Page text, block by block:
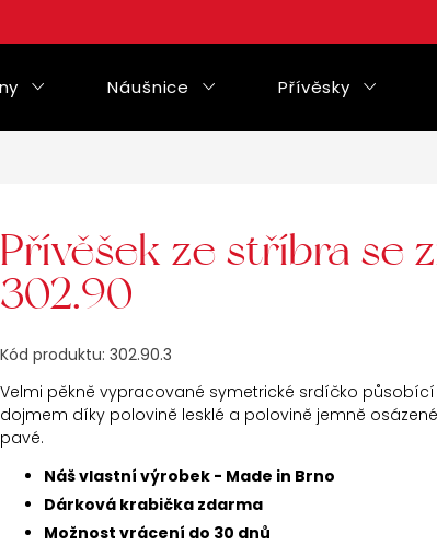
Náušnice Přívěsky
Přívěšek ze stříbra se
302.90
Kód produktu: 302.90.3
Velmi pěkně vypracované symetrické srdíčko
dojmem díky polovině lesklé a polovině jemně
pavé.
Náš vlastní výrobek - Made in Brno
Dárková krabička zdarma
Možnost vrácení do 30 dnů